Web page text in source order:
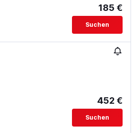
185 €
Suchen
452 €
Suchen